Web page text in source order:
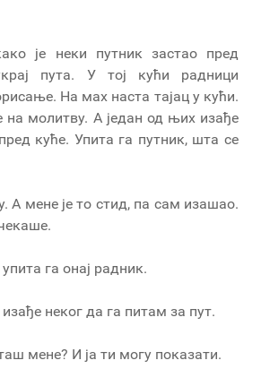
је неки путник застао пред
пута. У тој кући радници
На мах наста тајац у кући.
молитву. А један од њих изађе
куће. Упита га путник, шта се
А мене је то стид, па сам изашао.
га онај радник.
неког да га питам за пут.
мене? И ја ти могу показати.